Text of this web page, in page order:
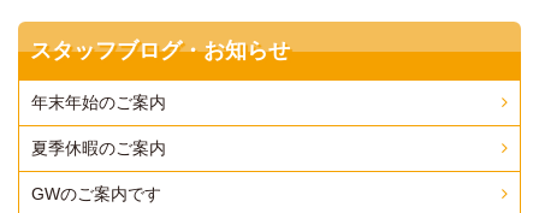
スタッフブログ・お知らせ
年末年始のご案内
夏季休暇のご案内
GWのご案内です